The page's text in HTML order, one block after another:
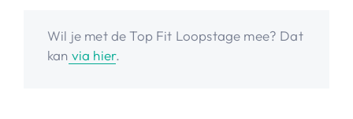
Wil je met de Top Fit Loopstage mee? Dat
kan via hier.